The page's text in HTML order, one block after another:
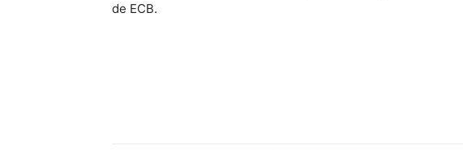
de ECB.